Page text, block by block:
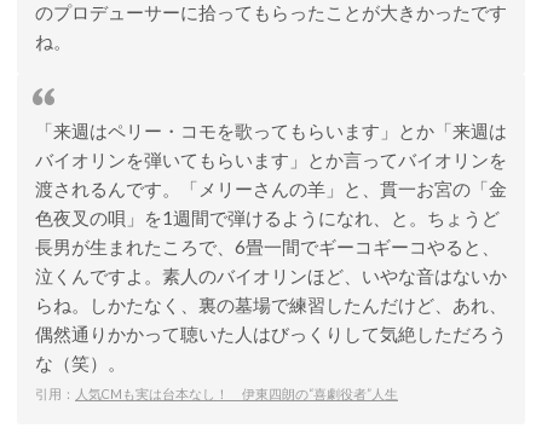
のプロデューサーに拾ってもらったことが大きかったです
ね。
「来週はペリー・コモを歌ってもらいます」とか「来週は
バイオリンを弾いてもらいます」とか言ってバイオリンを
渡されるんです。「メリーさんの羊」と、貫一お宮の「金
色夜叉の唄」を1週間で弾けるようになれ、と。ちょうど
長男が生まれたころで、6畳一間でギーコギーコやると、
泣くんですよ。素人のバイオリンほど、いやな音はないか
らね。しかたなく、裏の墓場で練習したんだけど、あれ、
偶然通りかかって聴いた人はびっくりして気絶しただろう
な（笑）。
引用： 人気CMも実は台本なし！ 伊東四朗の“喜劇役者”人生